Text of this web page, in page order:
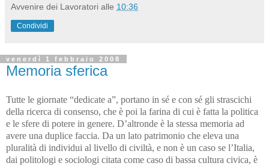
Avvenire dei Lavoratori alle 10:36
Condividi
venerdì 1 febbraio 2008
Memoria sferica
Tutte le giornate “dedicate a”, portano in sé e con sé gli strascichi
della ricerca di consenso, che è poi la farina di cui è fatta la politica
e le sfere di potere in genere. D’altronde è la stessa memoria ad
avere una duplice faccia. Da un lato patrimonio che eleva una
pluralità di individui al livello di civiltà, e non è un caso se l’Italia,
dai politologi e sociologi citata come caso di bassa cultura civica, è